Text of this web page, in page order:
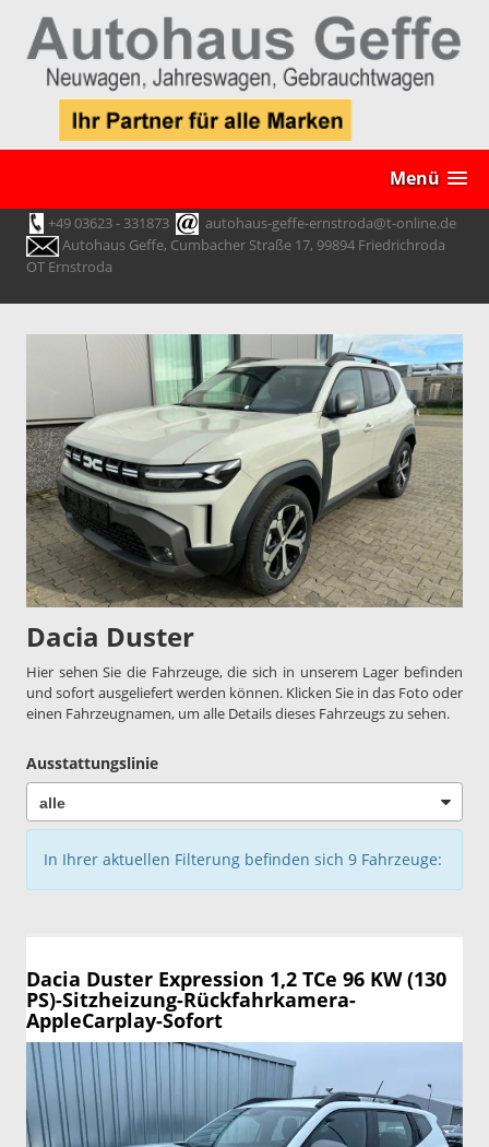
Menü
+49 03623 - 331873
autohaus-geffe-ernstroda@t-online.de
Autohaus Geffe, Cumbacher Straße 17, 99894 Friedrichroda
OT Ernstroda
Dacia Duster
Hier sehen Sie die Fahrzeuge, die sich in unserem Lager befinden
und sofort ausgeliefert werden können. Klicken Sie in das Foto oder
einen Fahrzeugnamen, um alle Details dieses Fahrzeugs zu sehen.
Ausstattungslinie
In Ihrer aktuellen Filterung befinden sich 9 Fahrzeuge:
Dacia Duster Expression 1,2 TCe 96 KW (130
PS)-Sitzheizung-Rückfahrkamera-
AppleCarplay-Sofort